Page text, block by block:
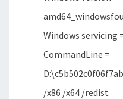
Windows servicing
CommandLine =
/x86 /x64 /redist